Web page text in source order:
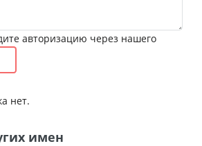
авторизацию через нашего
нет.
имен